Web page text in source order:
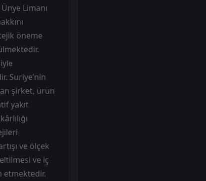
Limanı
öneme
Suriye’nin
şirket, ürün
yakıt
ve ölçek
ve iç
etmektedir.